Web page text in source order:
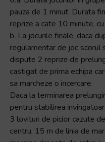
pauza de 1 minut. Durata
reprize a cate 10 minute,
b. La jocurile finale, daca
regulamentar de joc scorul
dispute 2 reprize de
castigat de prima echipa
sa marcheze o incercare.
Daca la terminarea
pentru stabilirea
3 lovituri de picior cazute
centru, 15 m de linia de